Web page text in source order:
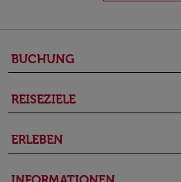
BUCHUNG
REISEZIELE
ERLEBEN